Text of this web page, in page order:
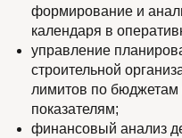
формирование и
календаря в
управление
строительной
лимитов по
показателям;
финансовый анализ